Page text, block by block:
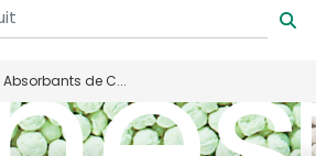
Français
Canada, English
Mexico
Absorbants de C...